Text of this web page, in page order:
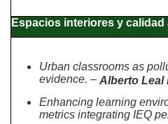
Espacios interiores y
Urban classrooms as
evidence. – Alberto Leal
Enhancing learning
metrics integrating IEQ